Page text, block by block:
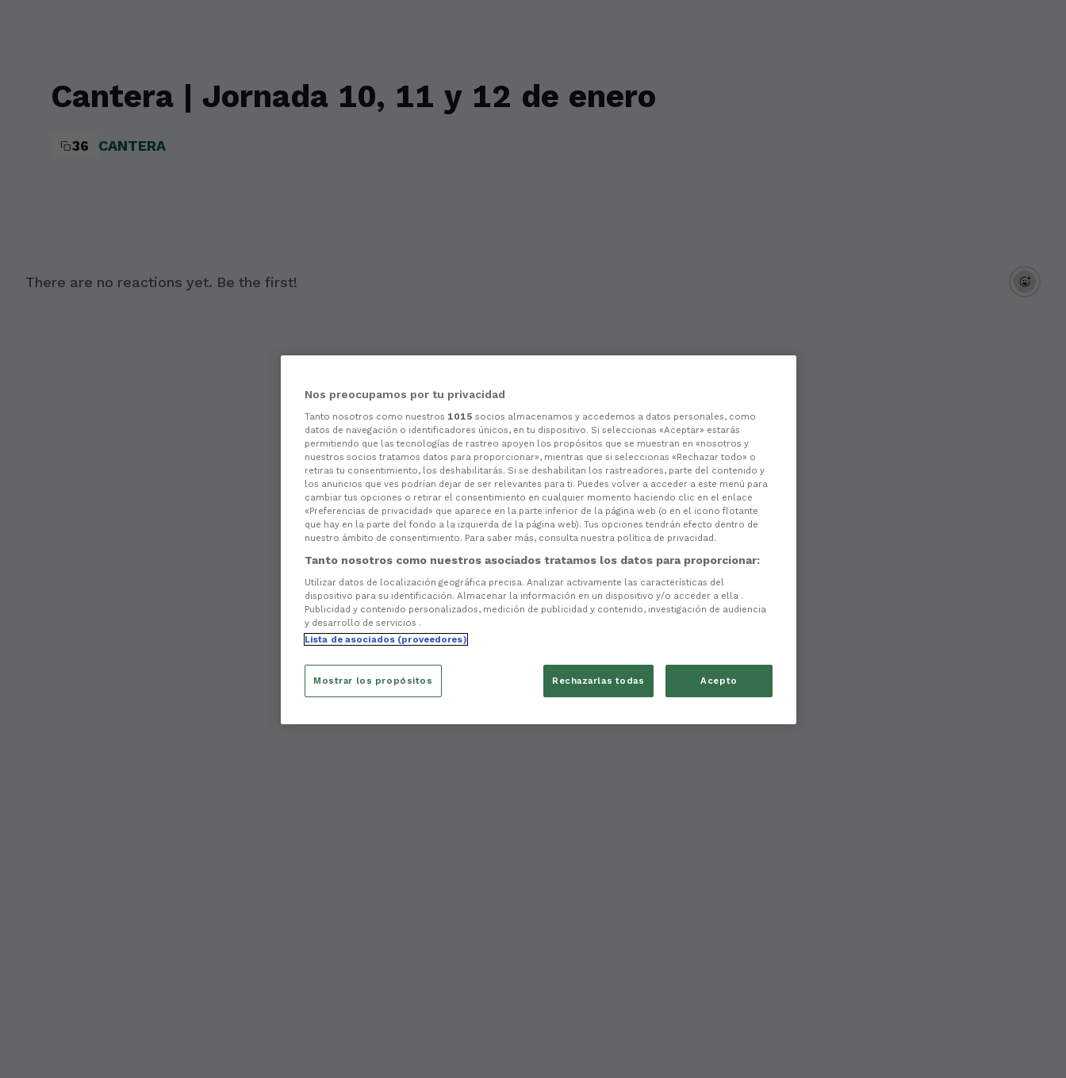
Cantera | Jornada 10, 11 y 12 de enero
36 CANTERA
There are no reactions yet. Be the first!
Nos preocupamos por tu privacidad
Tanto nosotros como nuestros 1015 socios almacenamos y accedemos a datos personales, como
datos de navegación o identificadores únicos, en tu dispositivo. Si seleccionas «Aceptar» estarás
permitiendo que las tecnologías de rastreo apoyen los propósitos que se muestran en «nosotros y
nuestros socios tratamos datos para proporcionar», mientras que si seleccionas «Rechazar todo» o
retiras tu consentimiento, los deshabilitarás. Si se deshabilitan los rastreadores, parte del contenido y
los anuncios que ves podrían dejar de ser relevantes para ti. Puedes volver a acceder a este menú para
cambiar tus opciones o retirar el consentimiento en cualquier momento haciendo clic en el enlace
«Preferencias de privacidad» que aparece en la parte inferior de la página web (o en el icono flotante
que hay en la parte del fondo a la izquierda de la página web). Tus opciones tendrán efecto dentro de
nuestro ámbito de consentimiento. Para saber más, consulta nuestra política de privacidad.
Tanto nosotros como nuestros asociados tratamos los datos para proporcionar:
Utilizar datos de localización geográfica precisa. Analizar activamente las características del
dispositivo para su identificación. Almacenar la información en un dispositivo y/o acceder a ella .
Publicidad y contenido personalizados, medición de publicidad y contenido, investigación de audiencia
y desarrollo de servicios .
Lista de asociados (proveedores)
Rechazarlas todas Acepto
Mostrar los propósitos